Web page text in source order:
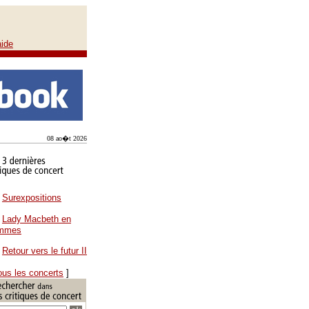
08 ao�t 2026
Surexpositions
Lady Macbeth en
Retour vers le futur II
les concerts ]